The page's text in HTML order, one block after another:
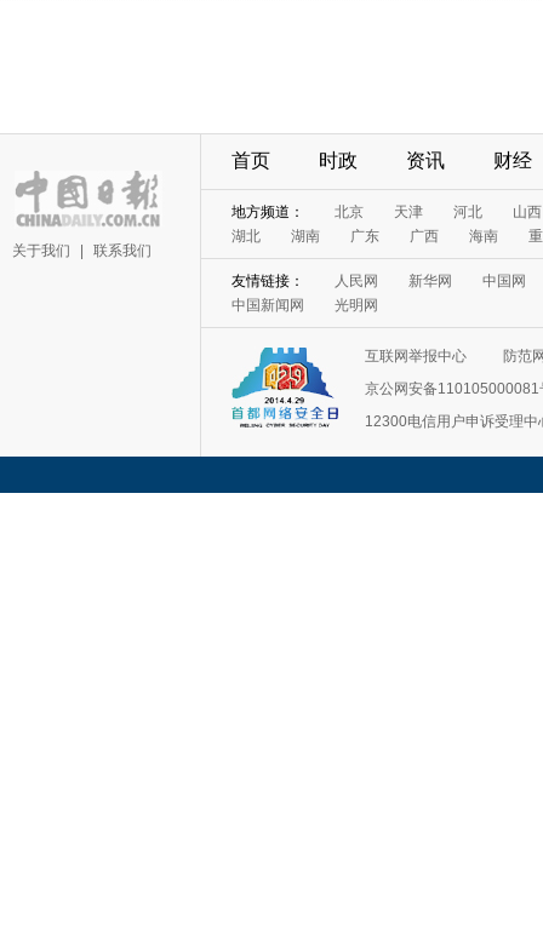
关于我们 联系我们
首页 时政 资讯 财经
地方频道： 北京 天津 河北
山西
湖北
湖南 广东 广西 海南
友情链接： 人民网 新华网
中国网
中国新闻网
光明网
互联网举报中心
防范
京公网安备110105000081
12300电信用户申诉受理中